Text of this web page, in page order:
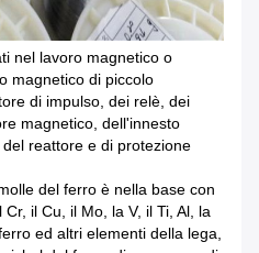
nel lavoro magnetico o
magnetico di piccolo
di impulso, dei relè, dei
magnetico, dell'innesto
reattore e di protezione
del ferro è nella base con
il Cu, il Mo, la V, il Ti, Al, la
ed altri elementi della lega,